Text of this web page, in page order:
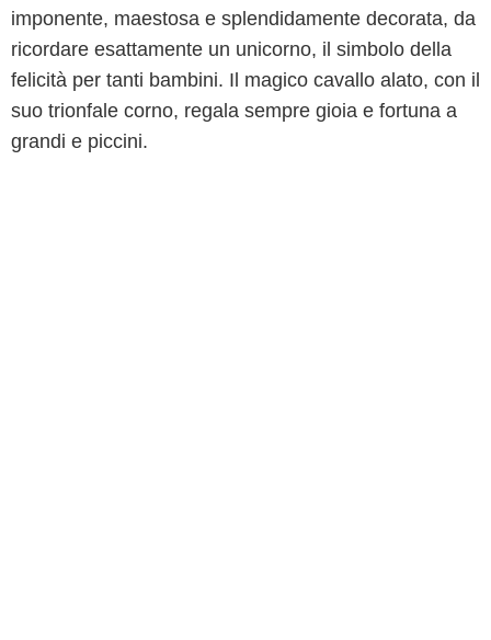
imponente, maestosa e splendidamente decorata, da
ricordare esattamente un unicorno, il simbolo della
felicità per tanti bambini. Il magico cavallo alato, con il
suo trionfale corno, regala sempre gioia e fortuna a
grandi e piccini.